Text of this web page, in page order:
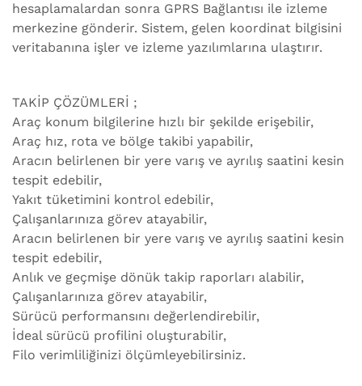
hesaplamalardan sonra GPRS Bağlantısı ile izleme
merkezine gönderir. Sistem, gelen koordinat bilgisini
veritabanına işler ve izleme yazılımlarına ulaştırır.
TAKİP ÇÖZÜMLERİ ;
Araç konum bilgilerine hızlı bir şekilde erişebilir,
Araç hız, rota ve bölge takibi yapabilir,
Aracın belirlenen bir yere varış ve ayrılış saatini kesin
tespit edebilir,
Yakıt tüketimini kontrol edebilir,
Çalışanlarınıza görev atayabilir,
Aracın belirlenen bir yere varış ve ayrılış saatini kesin
tespit edebilir,
Anlık ve geçmişe dönük takip raporları alabilir,
Çalışanlarınıza görev atayabilir,
Sürücü performansını değerlendirebilir,
İdeal sürücü profilini oluşturabilir,
Filo verimliliğinizi ölçümleyebilirsiniz.